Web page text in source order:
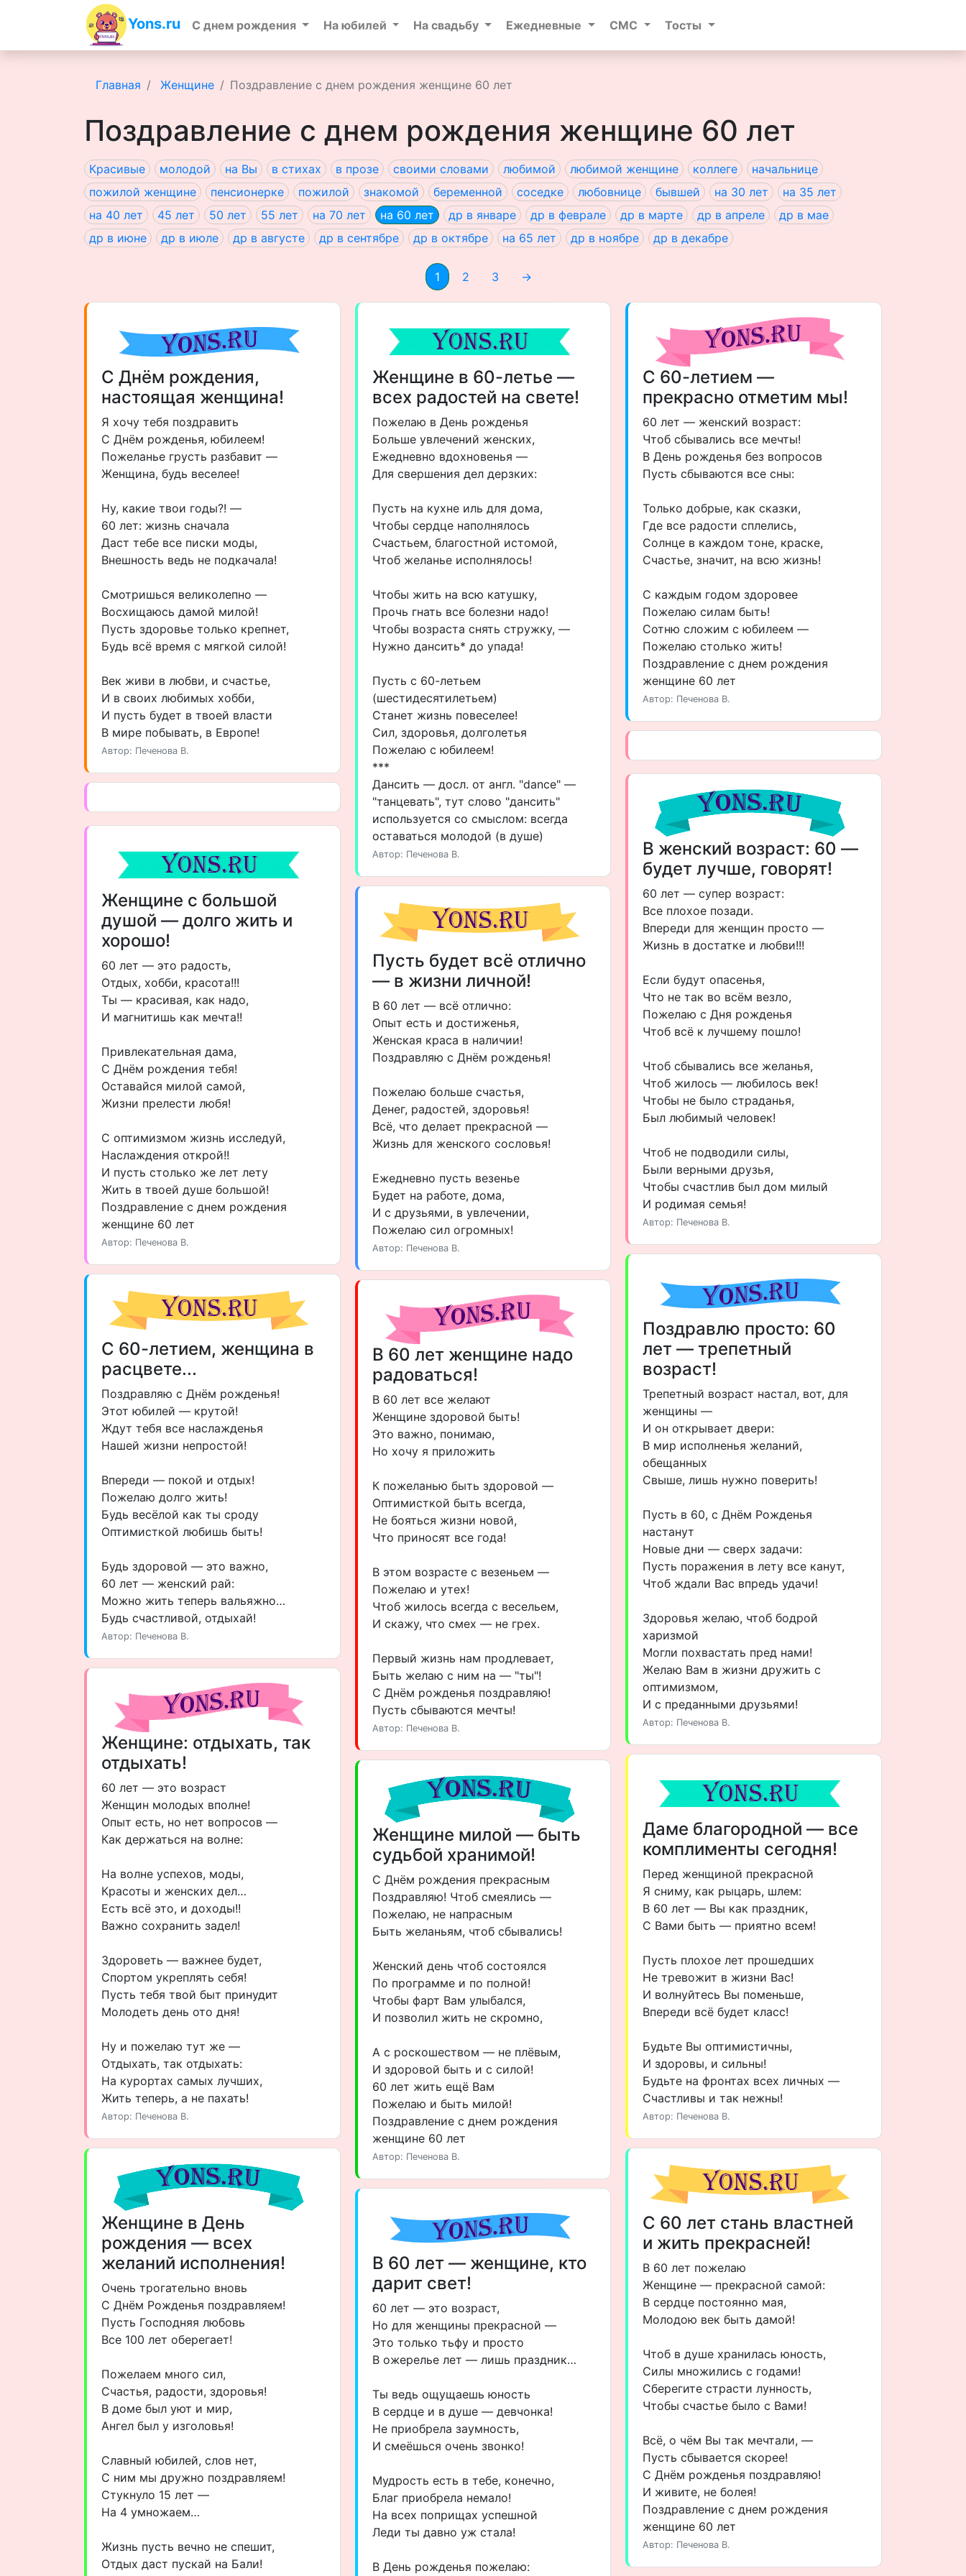
Yons.ru C днем рождения На юбилей На свадьбу Ежедневные СМС Тосты
Главная Женщине Поздравление с днем рождения женщине 60 лет
Поздравление с днем рождения женщине 60 лет
Красивые молодой на Вы в стихах в прозе своими словами любимой любимой женщине коллеге
начальнице
пожилой женщине
пенсионерке пожилой знакомой беременной соседке любовнице бывшей на 30 лет
на 35 лет
на 40 лет
45 лет 50 лет 55 лет на 70 лет на 60 лет др в январе др в феврале др в марте др в апреле
др в мае
др в июне
др в июле др в августе др в сентябре др в октябре на 65 лет др в ноябре др в декабре
1 2 3 →
С Днём рождения,
настоящая женщина!
Я хочу тебя поздравить
С Днём рожденья, юбилеем!
Пожеланье грусть разбавит —
Женщина, будь веселее!
Ну, какие твои годы?! —
60 лет: жизнь сначала
Даст тебе все писки моды,
Внешность ведь не подкачала!
Смотришься великолепно —
Восхищаюсь дамой милой!
Пусть здоровье только крепнет,
Будь всё время с мягкой силой!
Век живи в любви, и счастье,
И в своих любимых хобби,
И пусть будет в твоей власти
В мире побывать, в Европе!
Автор: Печенова В.
Женщине с большой
душой — долго жить и
хорошо!
60 лет — это радость,
Отдых, хобби, красота!!!
Ты — красивая, как надо,
И магнитишь как мечта!!
Привлекательная дама,
С Днём рождения тебя!
Оставайся милой самой,
Жизни прелести любя!
С оптимизмом жизнь исследуй,
Наслаждения открой!!
И пусть столько же лет лету
Жить в твоей душе большой!
Поздравление с днем рождения
женщине 60 лет
Автор: Печенова В.
С 60-летием, женщина в
расцвете...
Поздравляю с Днём рожденья!
Этот юбилей — крутой!
Ждут тебя все наслажденья
Нашей жизни непростой!
Впереди — покой и отдых!
Пожелаю долго жить!
Будь весёлой как ты сроду
Оптимисткой любишь быть!
Будь здоровой — это важно,
60 лет — женский рай:
Можно жить теперь вальяжно…
Будь счастливой, отдыхай!
Автор: Печенова В.
Женщине: отдыхать, так
отдыхать!
60 лет — это возраст
Женщин молодых вполне!
Опыт есть, но нет вопросов —
Как держаться на волне:
На волне успехов, моды,
Красоты и женских дел…
Есть всё это, и доходы!!
Важно сохранить задел!
Здороветь — важнее будет,
Спортом укреплять себя!
Пусть тебя твой быт принудит
Молодеть день ото дня!
Ну и пожелаю тут же —
Отдыхать, так отдыхать:
На курортах самых лучших,
Жить теперь, а не пахать!
Автор: Печенова В.
Женщине в День
рождения — всех
желаний исполнения!
Очень трогательно вновь
С Днём Рожденья поздравляем!
Пусть Господняя любовь
Все 100 лет оберегает!
Пожелаем много сил,
Счастья, радости, здоровья!
В доме был уют и мир,
Ангел был у изголовья!
Славный юбилей, слов нет,
С ним мы дружно поздравляем!
Стукнуло 15 лет —
На 4 умножаем…
Жизнь пусть вечно не спешит,
Отдых даст пускай на Бали!
Женщине в 60-летье —
всех радостей на свете!
Пожелаю в День рожденья
Больше увлечений женских,
Ежедневно вдохновенья —
Для свершения дел дерзких:
Пусть на кухне иль для дома,
Чтобы сердце наполнялось
Счастьем, благостной истомой,
Чтоб желанье исполнялось!
Чтобы жить на всю катушку,
Прочь гнать все болезни надо!
Чтобы возраста снять стружку, —
Нужно дансить* до упада!
Пусть с 60-летьем
(шестидесятилетьем)
Станет жизнь повеселее!
Сил, здоровья, долголетья
Пожелаю с юбилеем!
***
Дансить — досл. от англ. "dance" —
"танцевать", тут слово "дансить"
используется со смыслом: всегда
оставаться молодой (в душе)
Автор: Печенова В.
Пусть будет всё отлично
— в жизни личной!
В 60 лет — всё отлично:
Опыт есть и достиженья,
Женская краса в наличии!
Поздравляю с Днём рожденья!
Пожелаю больше счастья,
Денег, радостей, здоровья!
Всё, что делает прекрасной —
Жизнь для женского сословья!
Ежедневно пусть везенье
Будет на работе, дома,
И с друзьями, в увлечении,
Пожелаю сил огромных!
Автор: Печенова В.
В 60 лет женщине надо
радоваться!
В 60 лет все желают
Женщине здоровой быть!
Это важно, понимаю,
Но хочу я приложить
К пожеланью быть здоровой —
Оптимисткой быть всегда,
Не бояться жизни новой,
Что приносят все года!
В этом возрасте с везеньем —
Пожелаю и утех!
Чтоб жилось всегда с весельем,
И скажу, что смех — не грех.
Первый жизнь нам продлевает,
Быть желаю с ним на — "ты"!
С Днём рожденья поздравляю!
Пусть сбываются мечты!
Автор: Печенова В.
Женщине милой — быть
судьбой хранимой!
С Днём рождения прекрасным
Поздравляю! Чтоб смеялись —
Пожелаю, не напрасным
Быть желаньям, чтоб сбывались!
Женский день чтоб состоялся
По программе и по полной!
Чтобы фарт Вам улыбался,
И позволил жить не скромно,
А с роскошеством — не плёвым,
И здоровой быть и с силой!
60 лет жить ещё Вам
Пожелаю и быть милой!
Поздравление с днем рождения
женщине 60 лет
Автор: Печенова В.
В 60 лет — женщине, кто
дарит свет!
60 лет — это возраст,
Но для женщины прекрасной —
Это только тьфу и просто
В ожерелье лет — лишь праздник…
Ты ведь ощущаешь юность
В сердце и в душе — девчонка!
Не приобрела заумность,
И смеёшься очень звонко!
Мудрость есть в тебе, конечно,
Благ приобрела немало!
На всех поприщах успешной
Леди ты давно уж стала!
В День рожденья пожелаю:
С 60-летием —
прекрасно отметим мы!
60 лет — женский возраст:
Чтоб сбывались все мечты!
В День рожденья без вопросов
Пусть сбываются все сны:
Только добрые, как сказки,
Где все радости сплелись,
Солнце в каждом тоне, краске,
Счастье, значит, на всю жизнь!
С каждым годом здоровее
Пожелаю силам быть!
Сотню сложим с юбилеем —
Пожелаю столько жить!
Поздравление с днем рождения
женщине 60 лет
Автор: Печенова В.
В женский возраст: 60 —
будет лучше, говорят!
60 лет — супер возраст:
Все плохое позади.
Впереди для женщин просто —
Жизнь в достатке и любви!!!
Если будут опасенья,
Что не так во всём везло,
Пожелаю с Дня рожденья
Чтоб всё к лучшему пошло!
Чтоб сбывались все желанья,
Чтоб жилось — любилось век!
Чтобы не было страданья,
Был любимый человек!
Чтоб не подводили силы,
Были верными друзья,
Чтобы счастлив был дом милый
И родимая семья!
Автор: Печенова В.
Поздравлю просто: 60
лет — трепетный
возраст!
Трепетный возраст настал, вот, для
женщины —
И он открывает двери:
В мир исполненья желаний,
обещанных
Свыше, лишь нужно поверить!
Пусть в 60, с Днём Рожденья
настанут
Новые дни — сверх задачи:
Пусть поражения в лету все канут,
Чтоб ждали Вас впредь удачи!
Здоровья желаю, чтоб бодрой
харизмой
Могли похвастать пред нами!
Желаю Вам в жизни дружить с
оптимизмом,
И с преданными друзьями!
Автор: Печенова В.
Даме благородной — все
комплименты сегодня!
Перед женщиной прекрасной
Я сниму, как рыцарь, шлем:
В 60 лет — Вы как праздник,
С Вами быть — приятно всем!
Пусть плохое лет прошедших
Не тревожит в жизни Вас!
И волнуйтесь Вы поменьше,
Впереди всё будет класс!
Будьте Вы оптимистичны,
И здоровы, и сильны!
Будьте на фронтах всех личных —
Счастливы и так нежны!
Автор: Печенова В.
С 60 лет стань властней
и жить прекрасней!
В 60 лет пожелаю
Женщине — прекрасной самой:
В сердце постоянно мая,
Молодою век быть дамой!
Чтоб в душе хранилась юность,
Силы множились с годами!
Сберегите страсти лунность,
Чтобы счастье было с Вами!
Всё, о чём Вы так мечтали, —
Пусть сбывается скорее!
С Днём рожденья поздравляю!
И живите, не болея!
Поздравление с днем рождения
женщине 60 лет
Автор: Печенова В.